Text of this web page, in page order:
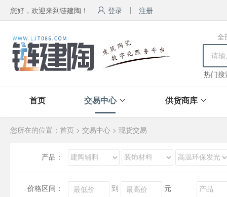
您好，欢迎来到链建陶！ 登录 注册
全
热门搜
首页 交易中心 供货商库
您所在的位置： 首页 > 交易中心 > 现货交易
产品：
价格区间： 到 元